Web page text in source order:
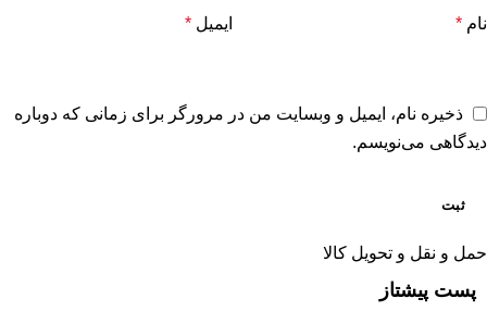
نام * ایمیل *
ذخیره نام، ایمیل و وبسایت من در مرورگر برای زمانی که دوباره
دیدگاهی می‌نویسم.
حمل و نقل و تحویل کالا
پست پیشتاز